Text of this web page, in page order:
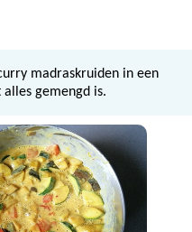
madraskruiden in een
gemengd is.